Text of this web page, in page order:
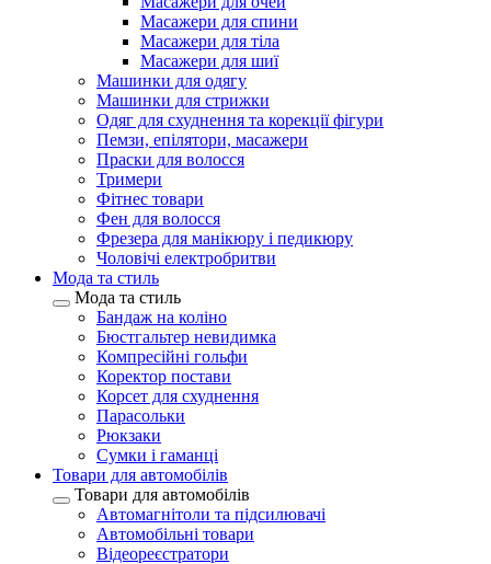
Масажери для спини
Масажери для тіла
Масажери для шиї
Машинки для одягу
Машинки для стрижки
Одяг для схуднення та корекції фігури
Пемзи, епілятори, масажери
Праски для волосся
Тримери
Фітнес товари
Фен для волосся
Фрезера для манікюру і педикюру
Чоловічі електробритви
Мода та стиль
Мода та стиль
Бандаж на коліно
Бюстгальтер невидимка
Компресійні гольфи
Коректор постави
Корсет для схуднення
Парасольки
Рюкзаки
Сумки і гаманці
Товари для автомобілів
Товари для автомобілів
Автомагнітоли та підсилювачі
Автомобільні товари
Відеореєстратори